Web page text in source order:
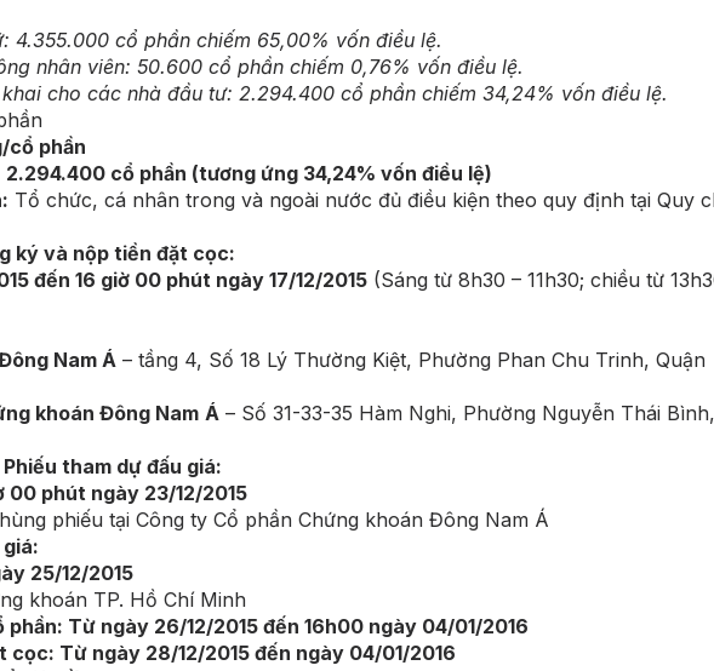
4.355.000 cổ phần chiếm 65,00% vốn điều lệ.
nhân viên: 50.600 cổ phần chiếm 0,76% vốn điều lệ.
cho các nhà đầu tư: 2.294.400 cổ phần chiếm 34,24% vốn điều lệ.
cổ phần
2.294.400 cổ phần (tương ứng 34,24% vốn điều lệ)
Tổ chức, cá nhân trong và ngoài nước đủ điều kiện theo quy định tại Quy
ký và nộp tiền đặt cọc:
đến 16 giờ 00 phút ngày 17/12/2015 (Sáng từ 8h30 – 11h30; chiều từ
Nam Á – tầng 4, Số 18 Lý Thường Kiệt, Phường Phan Chu Trinh, Quận
khoán Đông Nam Á – Số 31-33-35 Hàm Nghi, Phường Nguyễn Thái Bình,
tham dự đấu giá:
00 phút ngày 23/12/2015
phiếu tại Công ty Cổ phần Chứng khoán Đông Nam Á
25/12/2015
khoán TP. Hồ Chí Minh
Từ ngày 26/12/2015 đến 16h00 ngày 04/01/2016
cọc: Từ ngày 28/12/2015 đến ngày 04/01/2016